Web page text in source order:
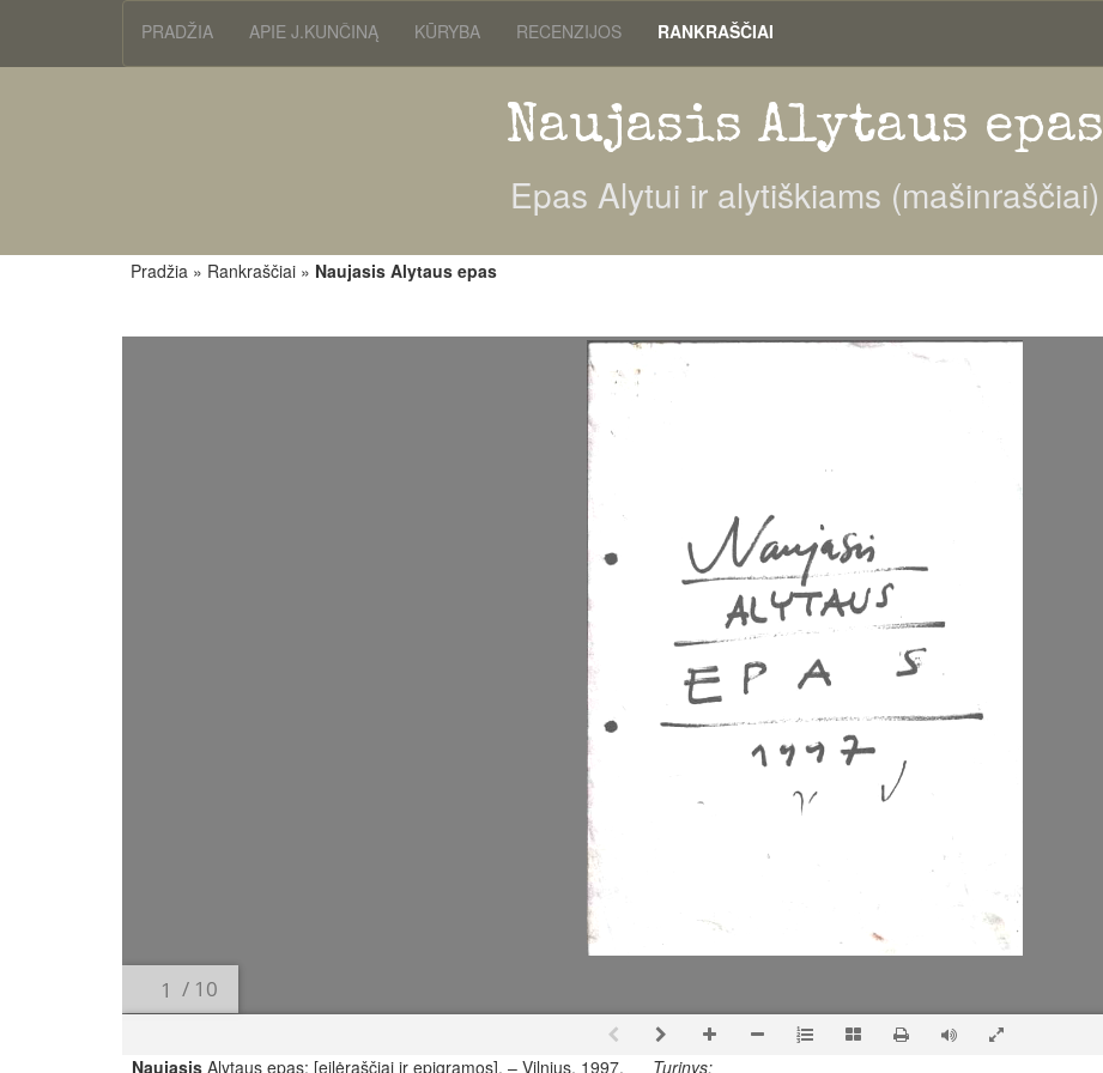
PRADŽIA APIE J.KUNČINĄ KŪRYBA RECENZIJOS RANKRAŠČIAI
Naujasis Alytaus epas
Epas Alytui ir alytiškiams (mašinraščiai)
Pradžia » Rankraščiai » Naujasis Alytaus epas
/ 10
Naujasis Alytaus epas: [eilėraščiai ir epigramos]. – Vilnius, 1997. Turinys: